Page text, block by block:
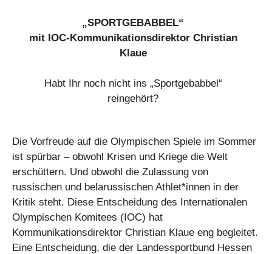
„SPORTGEBABBEL“
mit IOC-Kommunikationsdirektor Christian
Klaue
Habt Ihr noch nicht ins „Sportgebabbel“
reingehört?
Die Vorfreude auf die Olympischen Spiele im Sommer
ist spürbar – obwohl Krisen und Kriege die Welt
erschüttern. Und obwohl die Zulassung von
russischen und belarussischen Athlet*innen in der
Kritik steht. Diese Entscheidung des Internationalen
Olympischen Komitees (IOC) hat
Kommunikationsdirektor Christian Klaue eng begleitet.
Eine Entscheidung, die der Landessportbund Hessen